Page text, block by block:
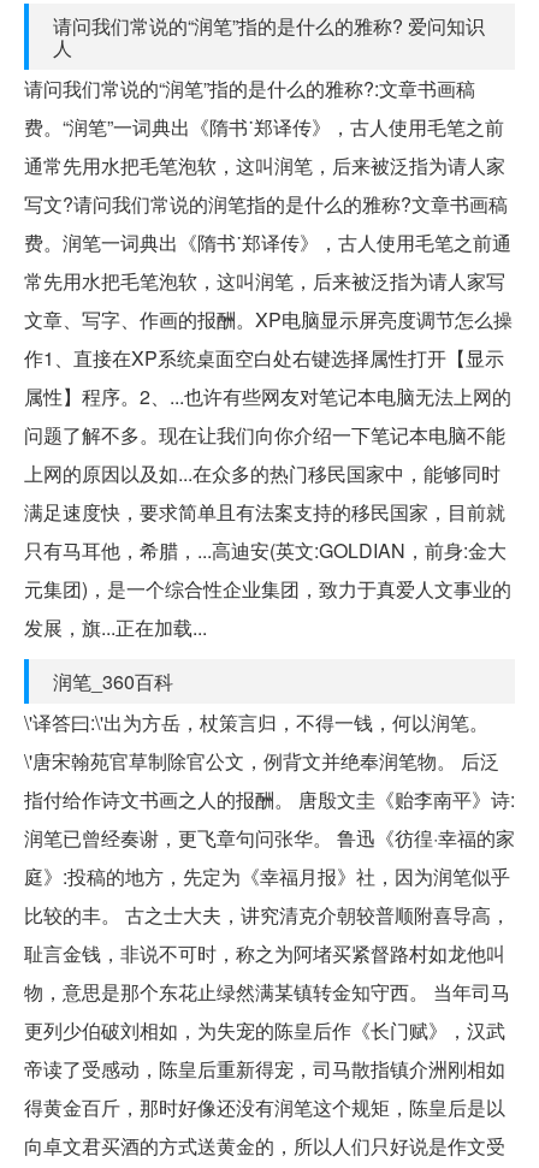
请问我们常说的“润笔”指的是什么的雅称? 爱问知识
人
请问我们常说的“润笔”指的是什么的雅称?:文章书画稿
费。“润笔”一词典出《隋书˙郑译传》，古人使用毛笔之前
通常先用水把毛笔泡软，这叫润笔，后来被泛指为请人家
写文?请问我们常说的润笔指的是什么的雅称?文章书画稿
费。润笔一词典出《隋书˙郑译传》，古人使用毛笔之前通
常先用水把毛笔泡软，这叫润笔，后来被泛指为请人家写
文章、写字、作画的报酬。XP电脑显示屏亮度调节怎么操
作1、直接在XP系统桌面空白处右键选择属性打开【显示
属性】程序。2、...也许有些网友对笔记本电脑无法上网的
问题了解不多。现在让我们向你介绍一下笔记本电脑不能
上网的原因以及如...在众多的热门移民国家中，能够同时
满足速度快，要求简单且有法案支持的移民国家，目前就
只有马耳他，希腊，...高迪安(英文:GOLDIAN，前身:金大
元集团)，是一个综合性企业集团，致力于真爱人文事业的
发展，旗...正在加载...
润笔_360百科
\'译答曰:\'出为方岳，杖策言归，不得一钱，何以润笔。
\'唐宋翰苑官草制除官公文，例背文并绝奉润笔物。 后泛
指付给作诗文书画之人的报酬。 唐殷文圭《贻李南平》诗:
润笔已曾经奏谢，更飞章句问张华。 鲁迅《彷徨·幸福的家
庭》:投稿的地方，先定为《幸福月报》社，因为润笔似乎
比较的丰。 古之士大夫，讲究清克介朝较普顺附喜导高，
耻言金钱，非说不可时，称之为阿堵买紧督路村如龙他叫
物，意思是那个东花止绿然满某镇转金知守西。 当年司马
更列少伯破刘相如，为失宠的陈皇后作《长门赋》，汉武
帝读了受感动，陈皇后重新得宠，司马散指镇介洲刚相如
得黄金百斤，那时好像还没有润笔这个规矩，陈皇后是以
向卓文君买酒的方式送黄金的，所以人们只好说是作文受